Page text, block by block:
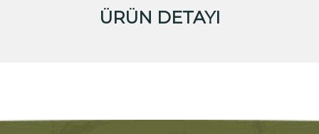
ÜRÜN DETAYI